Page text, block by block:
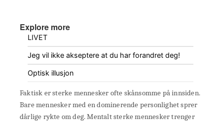
Explore more
LIVET
Jeg vil ikke akseptere at du har forandret deg!
Optisk illusjon
Faktisk er sterke mennesker ofte skånsomme på innsiden.
Bare mennesker med en dominerende personlighet sprer
dårlige rykte om deg. Mentalt sterke mennesker trenger